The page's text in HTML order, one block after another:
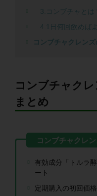
3.コンブチャとは
4.1日何回飲めば
コンブチャクレン
コンブチャク
まとめ
有効成分「トルラ
ート
定期購入の初回価